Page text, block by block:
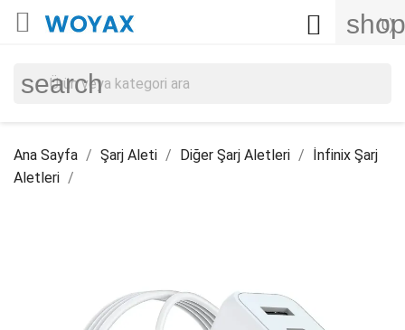
 (0)

search
Ana Sayfa Şarj Aleti Diğer Şarj Aletleri
İnfinix Şarj
Aletleri